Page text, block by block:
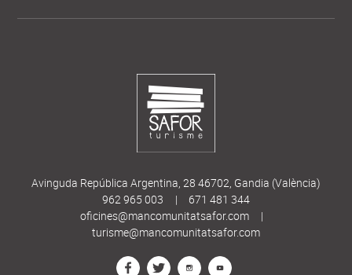
Avinguda República Argentina, 28 46702, Gandia (València)
962 965 003
|
671 481 344
oficines@mancomunitatsafor.com
|
turisme@mancomunitatsafor.com